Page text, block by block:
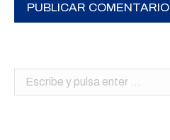
PUBLICAR COMENTARIO
Buscar: